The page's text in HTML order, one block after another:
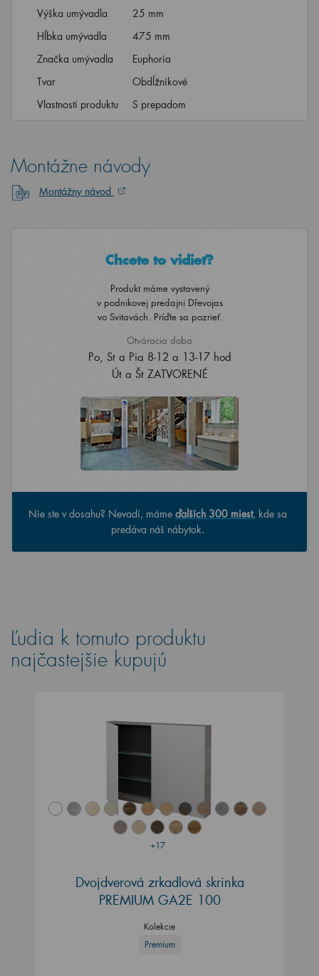
Výška umývadla
25 mm
Hĺbka umývadla
475 mm
Značka umývadla
Euphoria
Tvar
Obdĺžnikové
Vlastnosti produktu
S prepadom
Montážne návody
Montážny návod
Chcete to vidieť?
Produkt máme vystavený
v podnikovej predajni Dřevojas
vo Svitavách. Príďte sa pozrieť.
Otváracia doba
Po, St a Pia 8-12 a 13-17 hod
Út a Št ZATVORENÉ
Nie ste v dosahu? Nevadí, máme ďalších 300 miest, kde sa
predáva náš nábytok.
Ľudia k tomuto produktu
najčastejšie kupujú
+17
Dvojdverová zrkadlová skrinka
PREMIUM GA2E 100
Kolekcie
Premium